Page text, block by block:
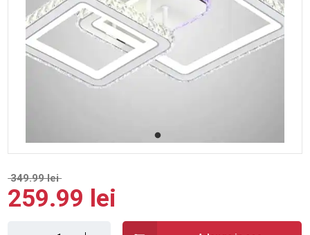
349.99 lei
259.99 lei